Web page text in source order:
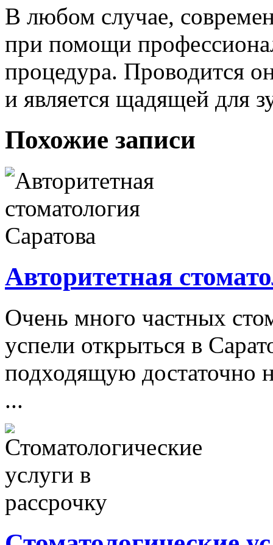
В любом случае,
при помощи
процедура. Проводится
и является щадящей для
Похожие записи
Авторитетная
Очень много частных
успели открыться в
подходящую достаточно
...